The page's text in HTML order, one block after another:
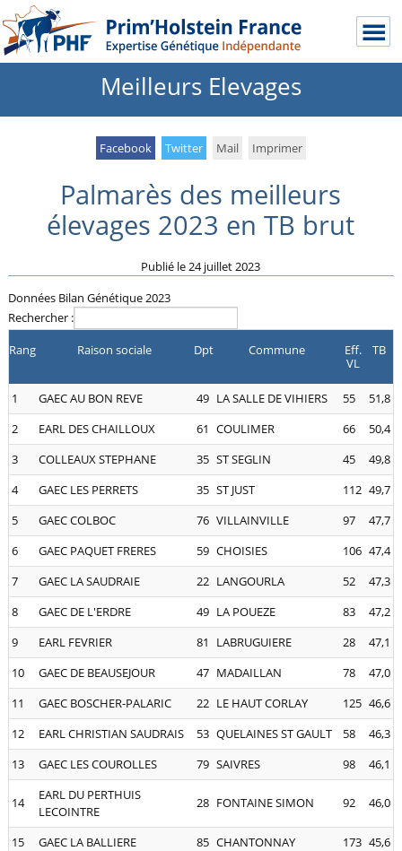
Meilleurs Elevages
Facebook Twitter Mail Imprimer
Palmarès des meilleurs
élevages 2023 en TB brut
Publié le24 juillet 2023
Données Bilan Génétique 2023
Rechercher :
Rang
Raison sociale Dpt Commune
Eff.
VL
TB
1 GAEC AU BON REVE 49 LA SALLE DE VIHIERS 55
51,8
2
EARL DES CHAILLOUX 61 COULIMER 66
50,4
3
COLLEAUX STEPHANE 35 ST SEGLIN 45
49,8
4
GAEC LES PERRETS 35 ST JUST 112 49,7
5
GAEC COLBOC 76 VILLAINVILLE 97
47,7
6
GAEC PAQUET FRERES 59 CHOISIES 106 47,4
7
GAEC LA SAUDRAIE 22 LANGOURLA 52
47,3
8
GAEC DE L'ERDRE 49 LA POUEZE 83
47,2
9
EARL FEVRIER 81 LABRUGUIERE 28
47,1
10
GAEC DE BEAUSEJOUR 47 MADAILLAN 78
47,0
11
GAEC BOSCHER-PALARIC 22 LE HAUT CORLAY 125 46,6
12
EARL CHRISTIAN SAUDRAIS 53 QUELAINES ST GAULT 58
46,3
13
GAEC LES COUROLLES 79 SAIVRES 98 46,1
14
EARL DU PERTHUIS
LECOINTRE
28 FONTAINE SIMON 92 46,0
15 GAEC LA BALLIERE 85 CHANTONNAY 173 45,6